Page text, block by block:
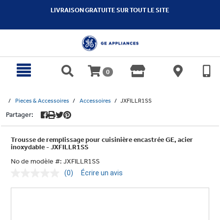
LIVRAISON GRATUITE SUR TOUT LE SITE
0
Pieces & Accessoires Accessoires JXFILLR1SS
Partager:
Trousse de remplissage pour cuisinière encastrée GE, acier
inoxydable - JXFILLR1SS
No de modèle #: JXFILLR1SS
Aucune
(0) Écrire un avis